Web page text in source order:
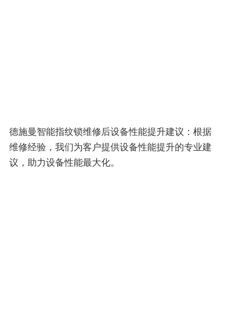
德施曼智能指纹锁维修后设备性能提升建议：根据
维修经验，我们为客户提供设备性能提升的专业建
议，助力设备性能最大化。